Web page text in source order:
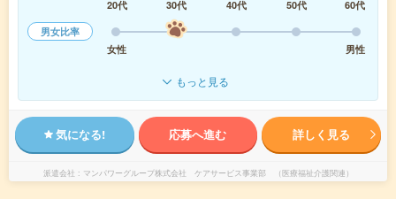
20代 30代 40代 50代
60代
男女比率
女性
男性
もっと見る
気になる! 応募へ進む 詳しく見る
派遣会社 マンパワーグループ株式会社 ケアサービス事業部 （医療福祉介護関連）